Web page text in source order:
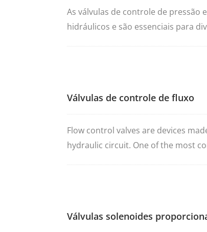
As válvulas de controle de pressão
hidráulicos e são essenciais para
Válvulas de controle de fluxo
Flow control valves are devices
hydraulic circuit. One of the most
Válvulas solenoides